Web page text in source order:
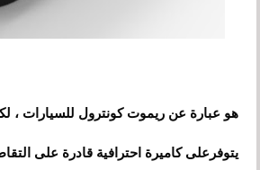
هو عبارة عن ريموت كونترول للسيارات ،
يتوفر على